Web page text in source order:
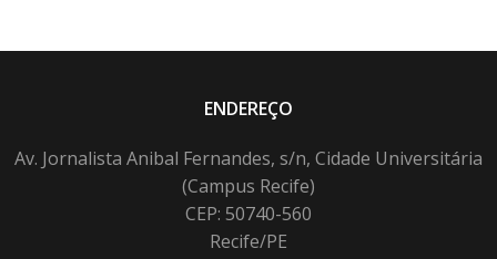
ENDEREÇO
Av. Jornalista Anibal Fernandes, s/n, Cidade Universitária
(Campus Recife)
CEP: 50740-560
Recife/PE